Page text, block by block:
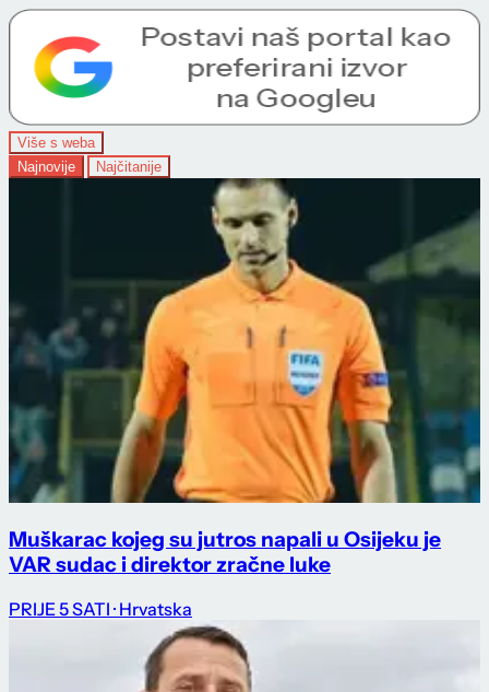
Više s weba
Najnovije
Najčitanije
Muškarac kojeg su jutros napali u Osijeku je
VAR sudac i direktor zračne luke
PRIJE 5 SATI · Hrvatska